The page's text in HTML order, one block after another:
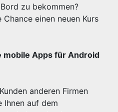
zu bekommen?
einen neuen Kurs
mobile Apps für Android
anderen Firmen
Ihnen auf dem